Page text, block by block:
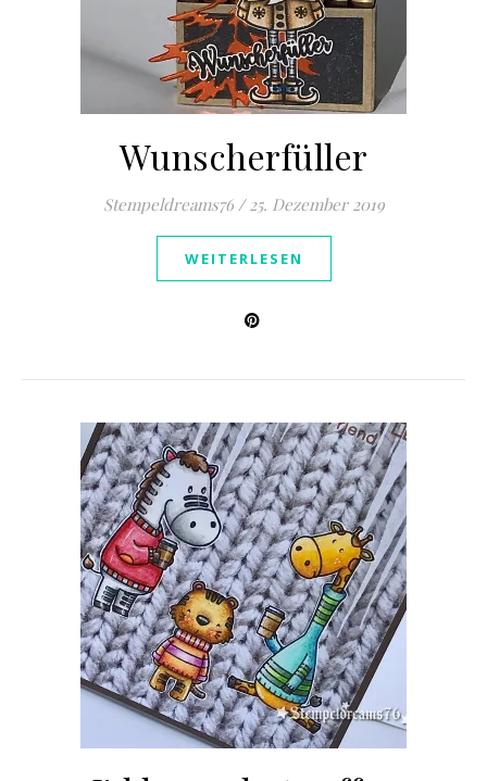
Wunscherfüller
Stempeldreams76 / 25. Dezember 2019
WEITERLESEN